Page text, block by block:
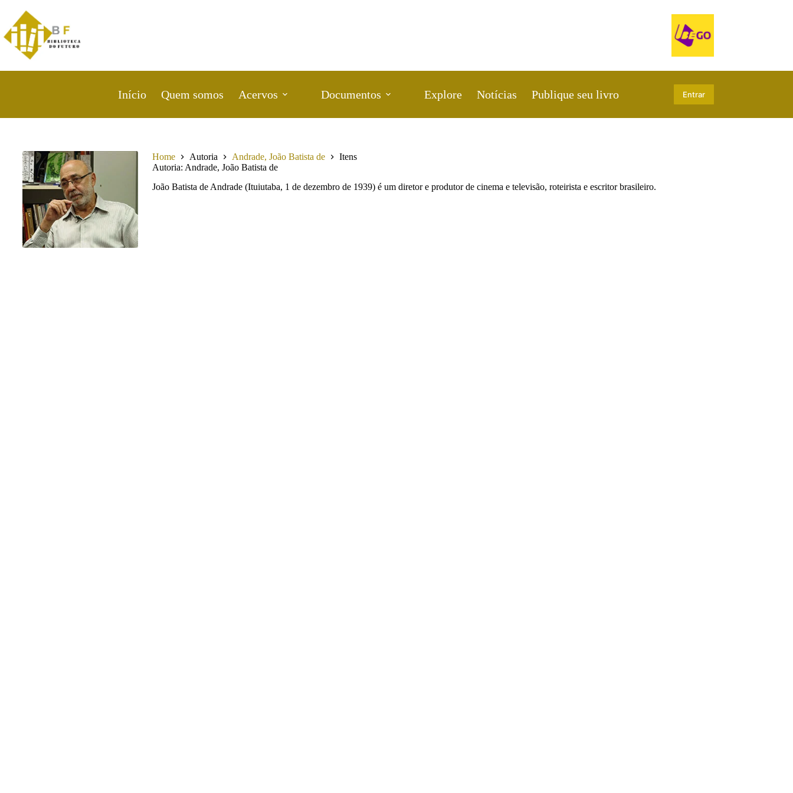
conteúdo
Início Quem somos Acervos Documentos Explore Notícias Publique seu livro Entrar
Home Autoria Andrade, João Batista de
Itens
Autoria Andrade, João Batista de
João Batista de Andrade (Ituiutaba, 1 de dezembro de 1939) é um diretor e produtor de cinema e televisão, roteirista e escritor brasileiro.